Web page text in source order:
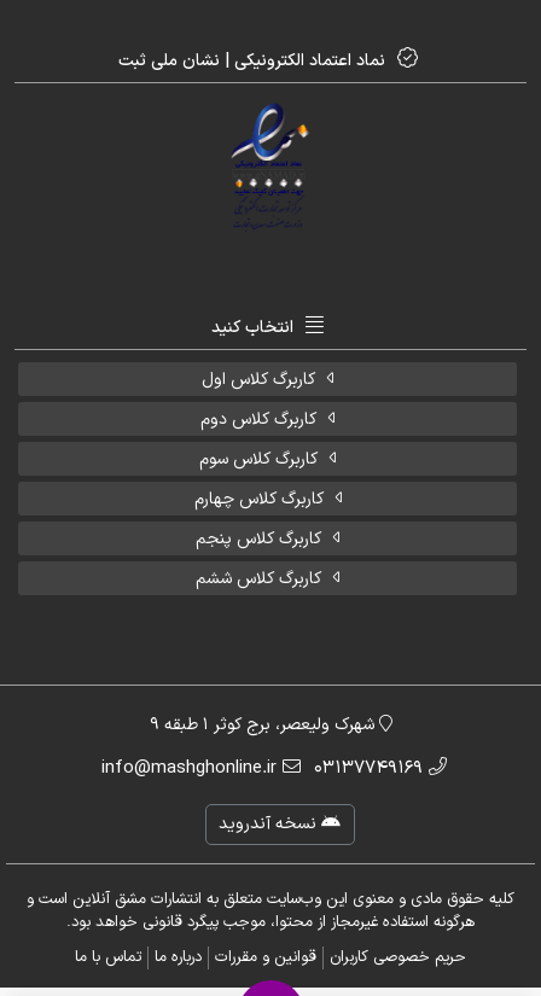
نماد اعتماد الکترونیکی | نشان ملی ثبت
انتخاب کنید
کاربرگ کلاس اول
کاربرگ کلاس دوم
کاربرگ کلاس سوم
کاربرگ کلاس چهارم
کاربرگ کلاس پنجم
کاربرگ کلاس ششم
شهرک ولیعصر، برج کوثر 1 طبقه 9
03137749169
info@mashghonline.ir
نسخه آندروید
کلیه حقوق مادی و معنوی این وب‌سایت متعلق به انتشارات مشق آنلاین است و
هرگونه استفاده غیرمجاز از محتوا، موجب پیگرد قانونی خواهد بود.
حریم خصوصی کاربران قوانین و مقررات درباره ما تماس با ما